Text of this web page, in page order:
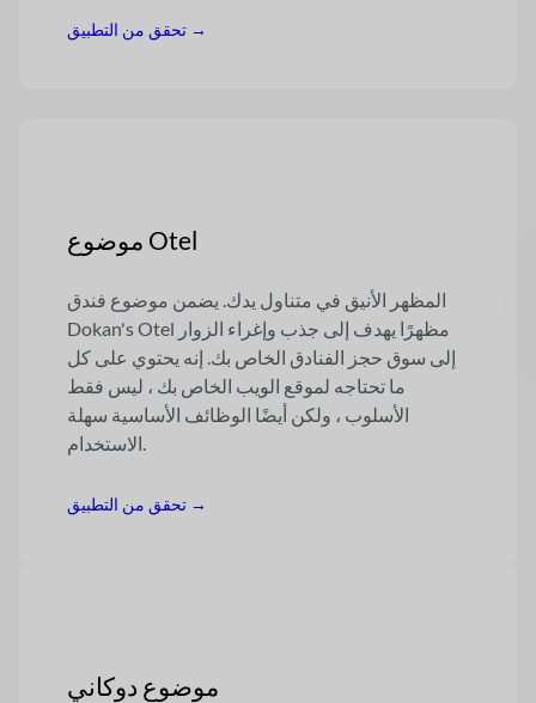
تحقق من التطبيق →
موضوع Otel
المظهر الأنيق في متناول يدك. يضمن موضوع فندق
Dokan's Otel مظهرًا يهدف إلى جذب وإغراء الزوار
إلى سوق حجز الفنادق الخاص بك. إنه يحتوي على كل
ما تحتاجه لموقع الويب الخاص بك ، ليس فقط
الأسلوب ، ولكن أيضًا الوظائف الأساسية سهلة
تحقق من التطبيق →
موضوع دوكاني